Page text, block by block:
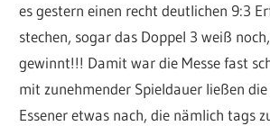
es gestern einen recht deutlichen 9:3
stechen, sogar das Doppel 3 weiß
gewinnt!!! Damit war die Messe fast
mit zunehmender Spieldauer ließen
Essener etwas nach, die nämlich tags